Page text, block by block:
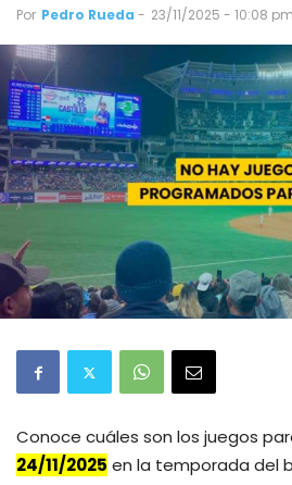
Por Pedro Rueda - 23/11/2025 - 10:08 pm
Conoce cuáles son los juegos
24/11/2025 en la temporada del